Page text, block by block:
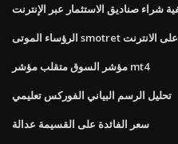
الرؤساء الموتى smotret على الانترنت
مؤشر السوق متقلب مؤشر mt4
تحليل الرسم البياني الفوركس تعليمي
سعر الفائدة على القسيمة عدالة